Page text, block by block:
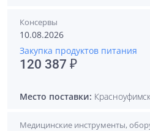
Консервы
10.08.2026
Закупка продуктов питания
120 387 ₽
Место поставки: Красноуфимск
Медицинские инструменты,